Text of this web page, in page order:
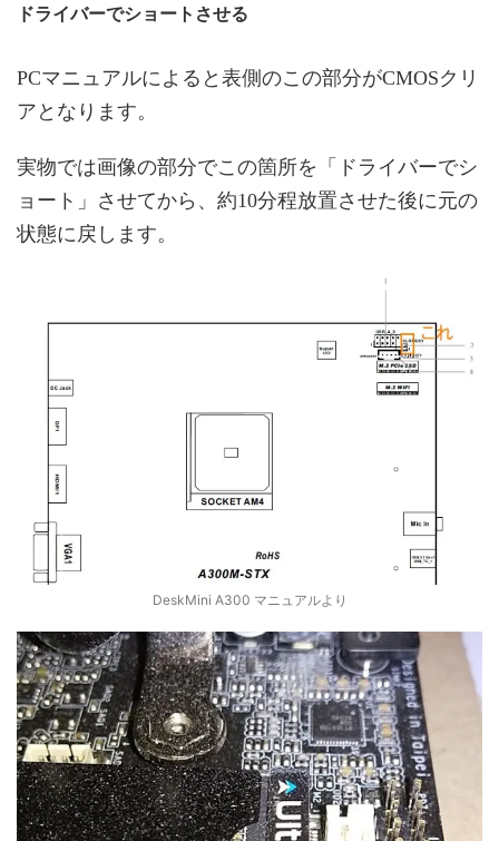
ドライバーでショートさせる
PCマニュアルによると表側のこの部分がCMOSクリ
アとなります。
実物では画像の部分でこの箇所を「ドライバーでシ
ョート」させてから、約10分程放置させた後に元の
状態に戻します。
DeskMini A300 マニュアルより